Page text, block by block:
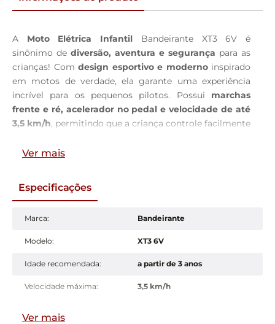
A Moto Elétrica Infantil Bandeirante XT3 6V é
sinônimo de diversão, aventura e segurança para as
crianças! Com design esportivo e modernoinspirado
em motos de verdade, ela garante uma experiência
incrível para os pequenos pilotos. Possui marchas
frente e ré, acelerador no pedal e velocidade de até
3,5 km/h, permitindo que a criança controle facilmente
Projetada para
para acompanhar o crescimento e desenvolvimento
das crianças. Suabateria recarregável de 6V
longas horas de diversão, enquanto o sistema de freio
conforto e segurança durante o uso.
Com aqualidade Bandeirante,referência em
brinquedos infantis, esta moto é
resistente e durável
Ver mais
Especificações
Marca: Bandeirante
Modelo: XT3 6V
Idade recomendada: a partir de 3 anos
Velocidade máxima: 3,5 km/h
Ver mais